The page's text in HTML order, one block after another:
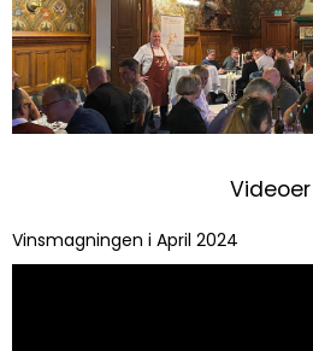
Videoer
Vinsmagningen i April 2024